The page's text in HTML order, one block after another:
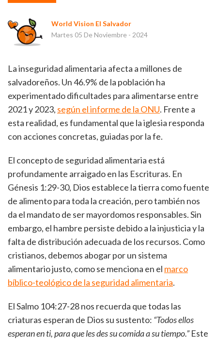
World Vision El Salvador
Martes 05 De Noviembre - 2024
La inseguridad alimentaria afecta a millones de
salvadoreños. Un 46.9% de la población ha
experimentado dificultades para alimentarse entre
2021 y 2023, según el informe de la ONU. Frente a
esta realidad, es fundamental que la iglesia responda
con acciones concretas, guiadas por la fe.
El concepto de seguridad alimentaria está
profundamente arraigado en las Escrituras. En
Génesis 1:29-30, Dios establece la tierra como fuente
de alimento para toda la creación, pero también nos
da el mandato de ser mayordomos responsables. Sin
embargo, el hambre persiste debido a la injusticia y la
falta de distribución adecuada de los recursos. Como
cristianos, debemos abogar por un sistema
alimentario justo, como se menciona en el marco
bíblico-teológico de la seguridad alimentaria.
El Salmo 104:27-28 nos recuerda que todas las
criaturas esperan de Dios su sustento: “Todos ellos
esperan en ti, para que les des su comida a su tiempo.”Este